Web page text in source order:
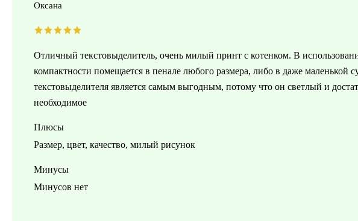
Оксана
Отличный текстовыделитель, очень милый принт с котенком. В
компактности помещается в пенале любого размера, либо в даже маленькой
текстовыделителя является самым выгодным, потому что он светлый и
необходимое
Плюсы
Размер, цвет, качество, милый рисунок
Минусы
Минусов нет